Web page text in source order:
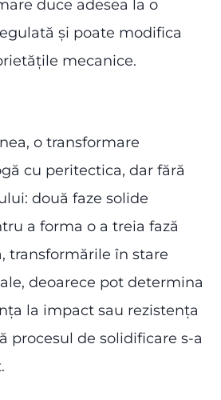
duce adesea la o
și poate modifica
mecanice.
o transformare
cu peritectica, dar fără
două faze solide
a forma o a treia fază
transformările în stare
deoarece pot determina
la impact sau rezistența
procesul de solidificare s-a